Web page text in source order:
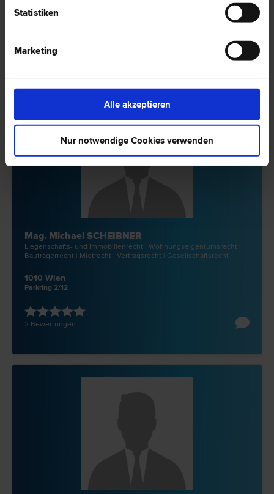
Statistiken
Marketing
Alle akzeptieren
Nur notwendige Cookies verwenden
8042 Graz
St. Peter Hauptstraße 216/2
3 Bewertungen
Mag. Michael SCHEIBNER
Liegenschafts- und Immobilien­recht | Wohnungseigentums­recht |
Bauträger­recht | Miet­recht | Vertrags­recht | Gesellschafts­recht
1010 Wien
Parkring 2/12
2 Bewertungen